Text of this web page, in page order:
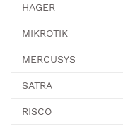
HAGER
MIKROTIK
MERCUSYS
SATRA
RISCO